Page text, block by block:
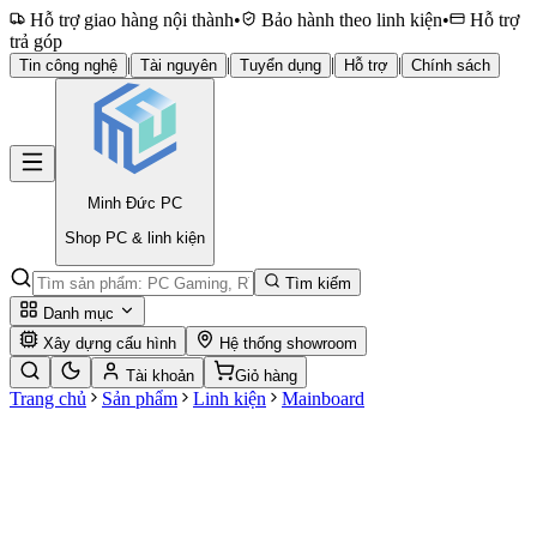
Hỗ trợ giao hàng nội thành• Bảo hành theo linh kiện•
Hỗ trợ
trả góp
Tin công nghệ | Tài nguyên | Tuyển dụng | Hỗ trợ | Chính sách
Minh Đức PC
Shop PC & linh kiện
Tìm kiếm
Danh mục
Xây dựng cấu hình
Hệ thống showroom
Tài khoản
Giỏ hàng
Trang chủ Sản phẩm Linh kiện Mainboard